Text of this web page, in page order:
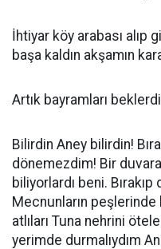
İhtiyar köy arabası alıp
başa kaldın akşamın
Artık bayramları
Bilirdin Aney bilirdin!
dönemezdim! Bir
biliyorlardı beni.
Mecnunların peşlerinde
atlıları Tuna nehrini
yerimde durmalıydım